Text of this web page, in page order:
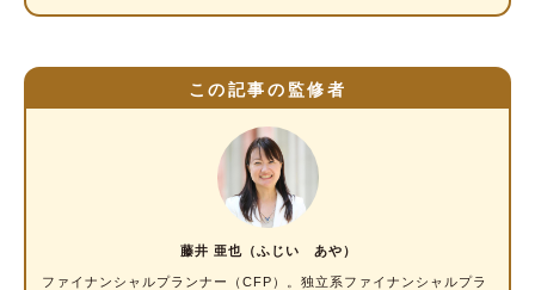
④贈与税の配偶者控除
結婚を考えたら、事前に情報収集をしよう
この記事の監修者
藤井 亜也（ふじい あや）
ファイナンシャルプランナー（CFP）。独立系ファイナンシャルプラ